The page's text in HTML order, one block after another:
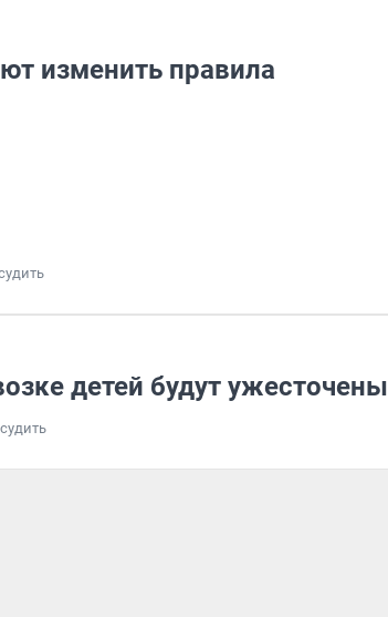
изменить правила
детей будут ужесточены